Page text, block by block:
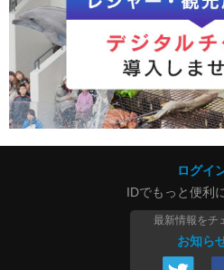
ログイ
IDでもっと便利
最新情報をチ
お知ら